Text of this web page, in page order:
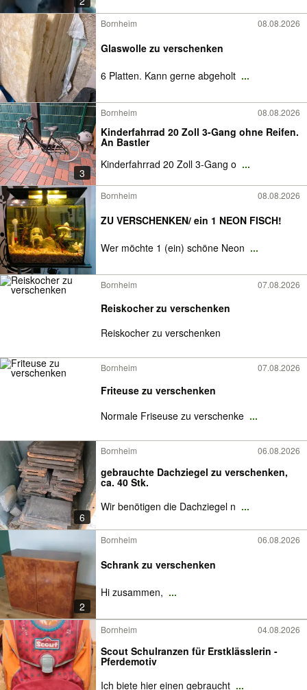
Bornheim 08.08.2026
Glaswolle zu verschenken
6 Platten. Kann gerne abgeholt ...
3
Bornheim 08.08.2026
Kinderfahrrad 20 Zoll 3-Gang ohne Reifen.
An Bastler
Kinderfahrrad 20 Zoll 3-Gang o ...
Bornheim 08.08.2026
ZU VERSCHENKEN/ ein 1 NEON FISCH!
Wer möchte 1 (ein) schöne Neon ...
Bornheim 07.08.2026
Reiskocher zu verschenken
Reiskocher zu verschenken
Bornheim 07.08.2026
Friteuse zu verschenken
Normale Friseuse zu verschenke ...
6
Bornheim 06.08.2026
gebrauchte Dachziegel zu verschenken,
ca. 40 Stk.
Wir benötigen die Dachziegel n ...
2
Bornheim 06.08.2026
Schrank zu verschenken
Hi zusammen, ...
Bornheim 04.08.2026
Scout Schulranzen für Erstklässlerin -
Pferdemotiv
Ich biete hier einen gebraucht ...